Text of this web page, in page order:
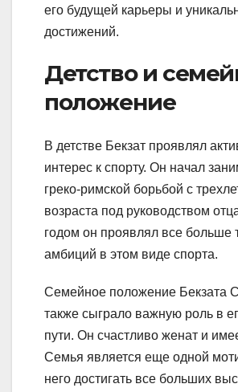
его будущей карьеры и
достижений.
Детство и
положение
В детстве Бекзат проявлял
интерес к спорту. Он начал
греко-римской борьбой с
возраста под руководством
годом он проявлял все больше
амбиций в этом виде спорта.
Семейное положение Бекзата
также сыграло важную роль в
пути. Он счастливо женат и
Семья является еще одной
него достигать все больших